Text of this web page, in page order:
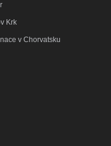
Krk
v Chorvatsku